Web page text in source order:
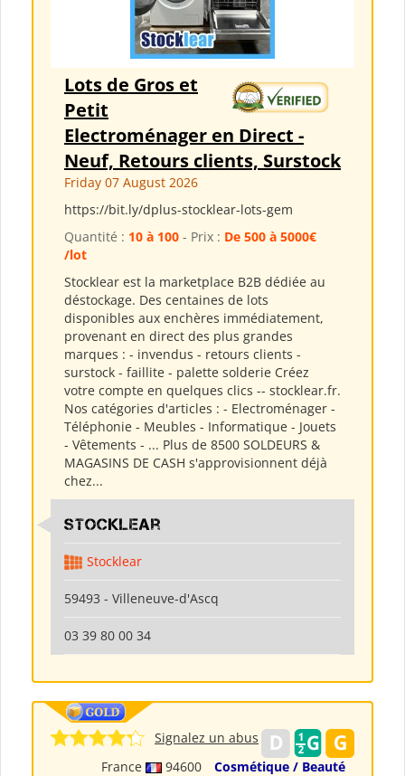
Lots de Gros et
Petit
Electroménager en Direct -
Neuf, Retours clients, Surstock
Friday 07 August 2026
https://bit.ly/dplus-stocklear-lots-gem
Quantité : 10 à 100 - Prix : De 500 à 5000€
/lot
Stocklear est la marketplace B2B dédiée au
déstockage. Des centaines de lots
disponibles aux enchères immédiatement,
provenant en direct des plus grandes
marques : - invendus - retours clients -
surstock - faillite - palette solderie Créez
votre compte en quelques clics -- stocklear.fr.
Nos catégories d'articles : - Electroménager -
Téléphonie - Meubles - Informatique - Jouets
- Vêtements - ... Plus de 8500 SOLDEURS &
MAGASINS DE CASH s'approvisionnent déjà
chez...
Stocklear
Stocklear
59493 - Villeneuve-d'Ascq
03 39 80 00 34
France 94600 Cosmétique / Beauté
Signalez un abus